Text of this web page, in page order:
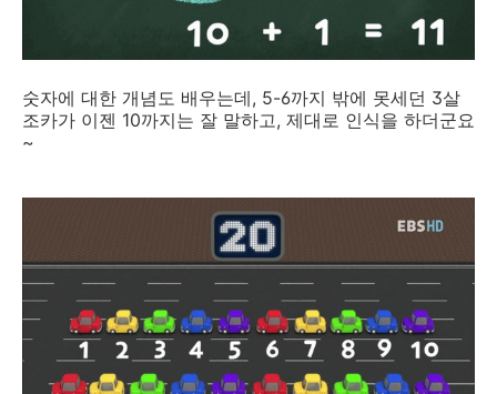
숫자에 대한 개념도 배우는데, 5-6까지 밖에 못세던 3살
조카가 이젠 10까지는 잘 말하고, 제대로 인식을 하더군요
~